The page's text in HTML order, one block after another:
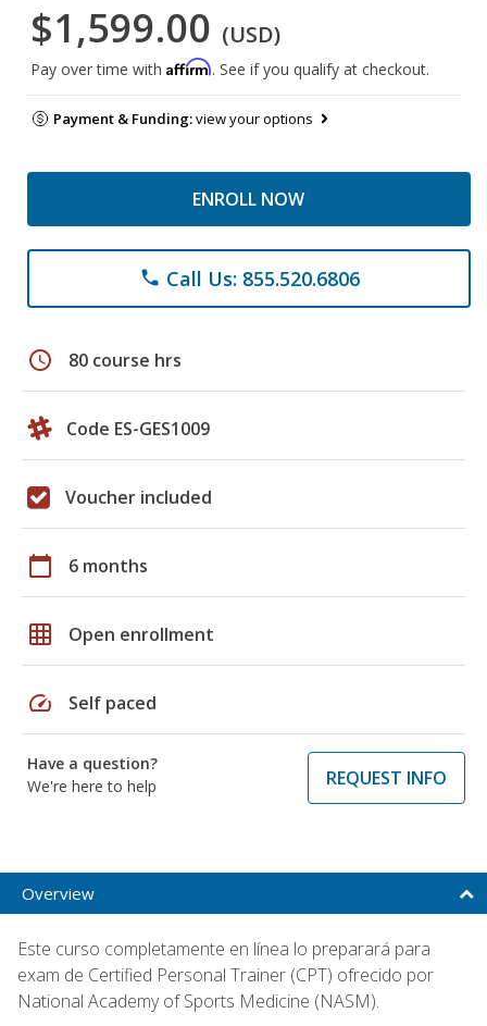
$1,599.00 (USD)
Pay over time with Affirm. See if you qualify at checkout.
Payment & Funding:view your options
ENROLL NOW
phone Call Us: 855.520.6806
schedule 80 course hrs
Code ES-GES1009
Voucher included
calendar_today 6 months
grid_on Open enrollment
speed Self paced
Have a question?
We're here to help
REQUEST INFO
Overview
Este curso completamente en línea lo preparará para
exam de Certified Personal Trainer (CPT) ofrecido por
National Academy of Sports Medicine (NASM).